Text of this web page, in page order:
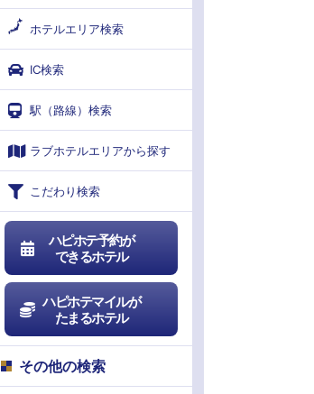
ホテルエリア検索
IC検索
駅（路線）検索
ラブホテルエリアから探す
こだわり検索
ハピホテ予約が
できるホテル
ハピホテマイルが
たまるホテル
その他の検索